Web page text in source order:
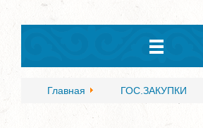
Главная ГОС.ЗАКУПКИ